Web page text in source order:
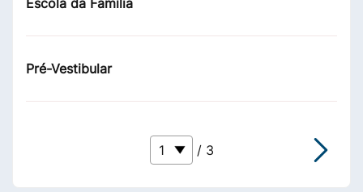
Escola da Família
Pré-Vestibular
/ 3